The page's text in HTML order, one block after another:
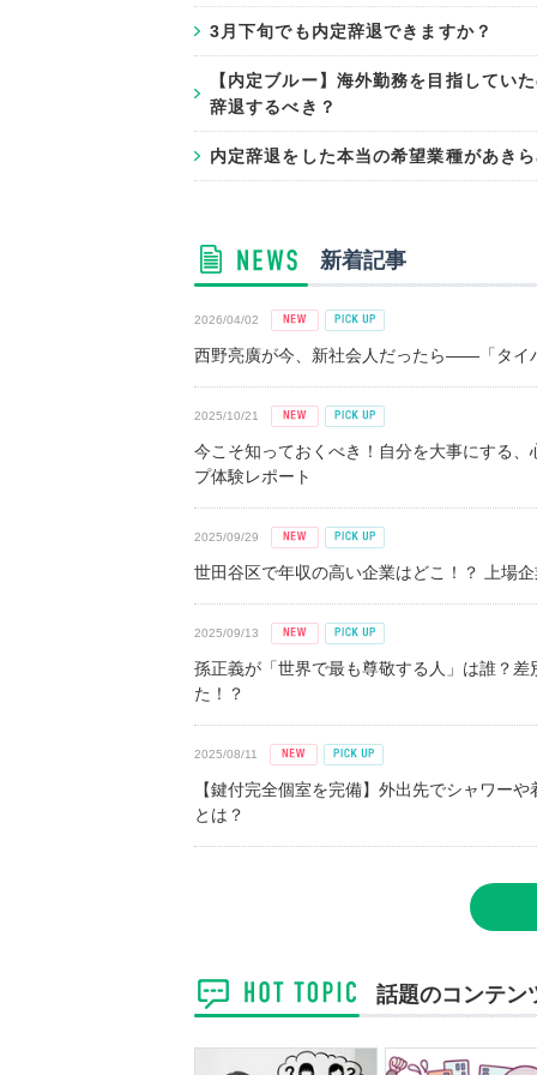
3月下旬でも内定辞退できますか？
【内定ブルー】海外勤務を目指して
辞退するべき？
内定辞退をした本当の希望業種があき
新着記事
2026/04/02
西野亮廣が今、新社会人だったら――「タイ
2025/10/21
今こそ知っておくべき！自分を大事にする
プ体験レポート
2025/09/29
世田谷区で年収の高い企業はどこ！？ 上場
2025/09/13
孫正義が「世界で最も尊敬する人」は誰？
た！？
2025/08/11
【鍵付完全個室を完備】外出先でシャワー
とは？
話題のコンテン